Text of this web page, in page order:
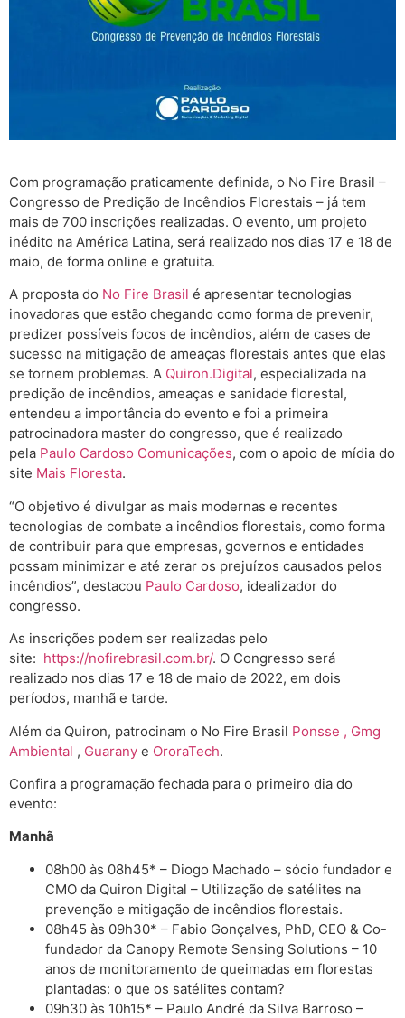
Com programação praticamente definida, o No Fire Brasil –
Congresso de Predição de Incêndios Florestais – já tem
mais de 700 inscrições realizadas. O evento, um projeto
inédito na América Latina, será realizado nos dias 17 e 18 de
maio, de forma online e gratuita.
A proposta do No Fire Brasil é apresentar tecnologias
inovadoras que estão chegando como forma de prevenir,
predizer possíveis focos de incêndios, além de cases de
sucesso na mitigação de ameaças florestais antes que elas
se tornem problemas. A Quiron.Digital, especializada na
predição de incêndios, ameaças e sanidade florestal,
entendeu a importância do evento e foi a primeira
patrocinadora master do congresso, que é realizado
pela Paulo Cardoso Comunicações, com o apoio de mídia do
site Mais Floresta.
“O objetivo é divulgar as mais modernas e recentes
tecnologias de combate a incêndios florestais, como forma
de contribuir para que empresas, governos e entidades
possam minimizar e até zerar os prejuízos causados pelos
incêndios”, destacou Paulo Cardoso, idealizador do
congresso.
As inscrições podem ser realizadas pelo
site: https://nofirebrasil.com.br/. O Congresso será
realizado nos dias 17 e 18 de maio de 2022, em dois
períodos, manhã e tarde.
Além da Quiron, patrocinam o No Fire Brasil Ponsse , Gmg
Ambiental , Guarany e OroraTech.
Confira a programação fechada para o primeiro dia do
evento:
Manhã
08h00 às 08h45* – Diogo Machado – sócio fundador e
CMO da Quiron Digital – Utilização de satélites na
prevenção e mitigação de incêndios florestais.
08h45 às 09h30* – Fabio Gonçalves, PhD, CEO & Co-
fundador da Canopy Remote Sensing Solutions – 10
anos de monitoramento de queimadas em florestas
plantadas: o que os satélites contam?
09h30 às 10h15* – Paulo André da Silva Barroso –